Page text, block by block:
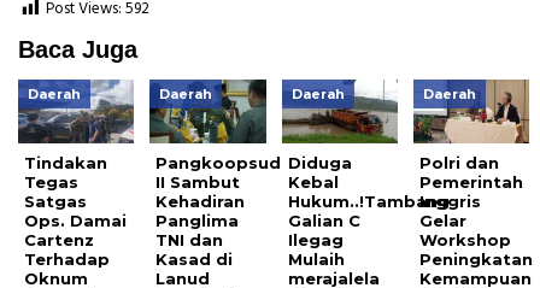
Post Views:592
Baca Juga
Daerah
Tindakan
Tegas
Satgas
Ops. Damai
Cartenz
Terhadap
Oknum
Daerah
Pangkoopsud
II Sambut
Kehadiran
Panglima
TNI dan
Kasad di
Lanud
Daerah
Diduga
Kebal
Hukum..!Tambang
Galian C
Ilegag
Mulaih
merajalela
Daerah
Polri dan
Pemerintah
Inggris
Gelar
Workshop
Peningkatan
Kemampuan